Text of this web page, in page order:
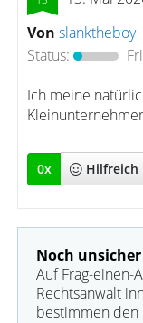
Von slanktheboy
Status:
Ich meine
0x Hilfreich
Noch
Auf Frag-einen-
Rechtsanwalt
bestimmen den